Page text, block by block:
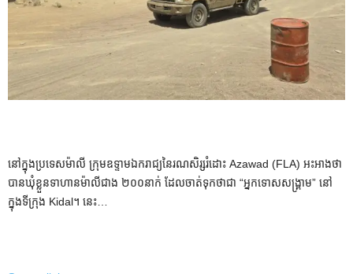
នៅក្នុងប្រទេសម៉ាលី ក្រុមឧទ្ទាមឯករាជ្យនៃរណសិរ្សរំដោះ Azawad (FLA) អះអាងថា
បានឃុំខ្លួនទាហានម៉ាលីជាង ២០០នាក់ ដែលចាត់ទុកថាជា “អ្នកទោសសង្រ្គាម” នៅ
ក្នុងទីក្រុង Kidal។ នេះ…